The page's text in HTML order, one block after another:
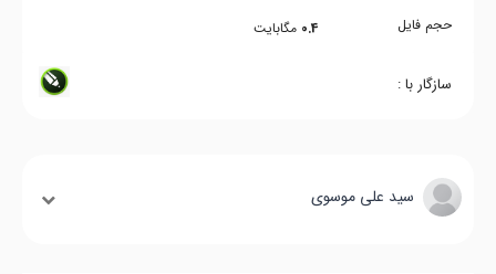
حجم فایل
0.4 مگابایت
سازگار با :
سید علی موسوی